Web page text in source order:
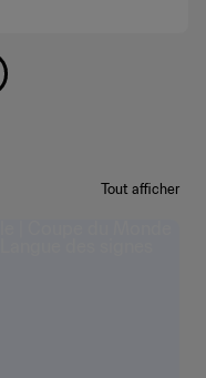
Tout afficher